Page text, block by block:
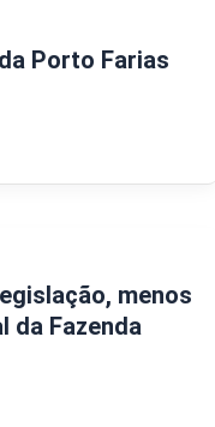
Porto Farias
menos
da Fazenda